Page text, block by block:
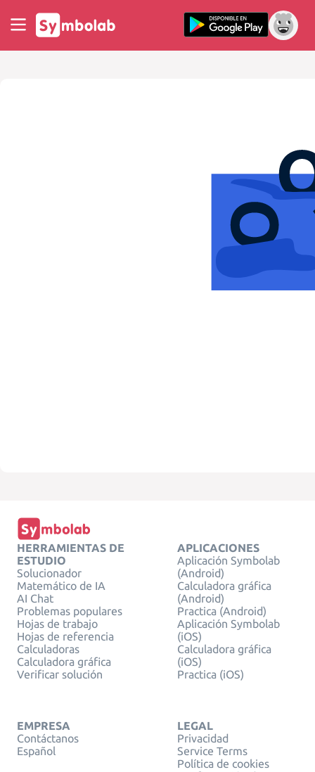
HERRAMIENTAS DE
ESTUDIO
Solucionador
Matemático de IA
AI Chat
Problemas populares
Hojas de trabajo
Hojas de referencia
Calculadoras
Calculadora gráfica
Verificar solución
APLICACIONES
Aplicación Symbolab
(Android)
Calculadora gráfica
(Android)
Practica (Android)
Aplicación Symbolab
(iOS)
Calculadora gráfica
(iOS)
Practica (iOS)
EMPRESA
Contáctanos
Español
LEGAL
Privacidad
Service Terms
Política de cookies